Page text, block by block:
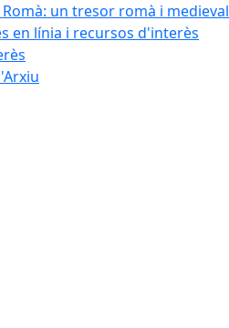
un tresor romà i medieval
en línia i recursos d'interès